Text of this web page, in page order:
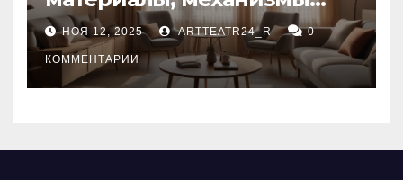
управления и уход
НОЯ 12, 2025 ARTTEATR24_R 0
КОММЕНТАРИИ